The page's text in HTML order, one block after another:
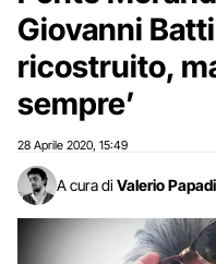
Giovanni
ricostruito,
sempre’
28 Aprile 2020 15:49
A cura di Valerio